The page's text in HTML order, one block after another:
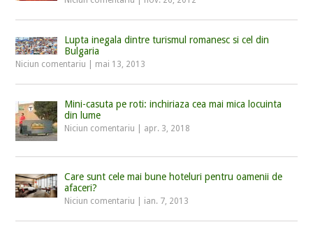
Lupta inegala dintre turismul romanesc si cel din
Bulgaria
Niciun comentariu mai 13, 2013
Mini-casuta pe roti: inchiriaza cea mai mica locuinta
din lume
Niciun comentariu apr. 3, 2018
Care sunt cele mai bune hoteluri pentru oamenii de
afaceri?
Niciun comentariu ian. 7, 2013